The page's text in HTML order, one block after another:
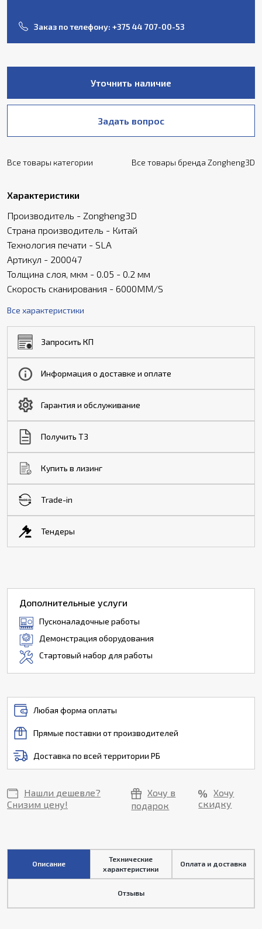
Заказ по телефону: +375 44 707-00-53
Уточнить наличие
Задать вопрос
Все товары категории Все товары бренда Zongheng3D
Характеристики
Производитель - Zongheng3D
Страна производитель - Китай
Технология печати - SLA
Артикул - 200047
Толщина слоя, мкм - 0.05 - 0.2 мм
Скорость сканирования - 6000MM/S
Все характеристики
Запросить КП
Информация о доставке и оплате
Гарантия и обслуживание
Получить ТЗ
Купить в лизинг
Trade-in
Тендеры
Дополнительные услуги
Пусконаладочные работы
Демонстрация оборудования
Стартовый набор для работы
Любая форма оплаты
Прямые поставки от производителей
Доставка по всей территории РБ
Нашли дешевле?
Снизим цену!
Хочу в
подарок
Хочу
скидку
Описание
Технические
характеристики
Оплата и доставка
Отзывы